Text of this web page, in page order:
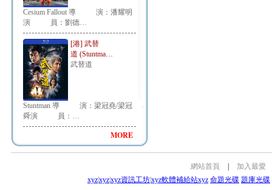
Cesium Fallout 導 演：潘耀明
演 員：劉德…
[港] 武替
道 (Stuntma…
武替道
Stuntman 導 演：梁冠堯/梁冠
舜演 員：…
MORE
網站首頁
加入最愛
xyzxyzxyz資訊工坊xyz軟體補給站xyz 命題光碟 題庫光碟